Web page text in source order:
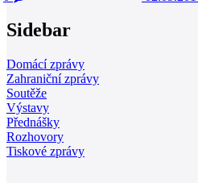
Sidebar
Domácí zprávy
Zahraniční zprávy
Soutěže
Výstavy
Přednášky
Rozhovory
Tiskové zprávy